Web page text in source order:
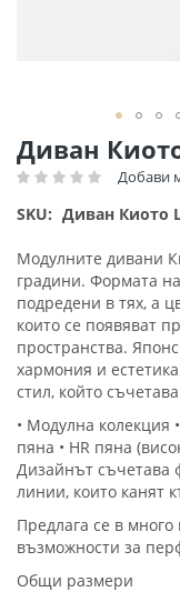
Диван
Рейтинг: Добави
SKU Диван Киото
Модулните дивани
градини. Формата
подредени в тях, а
които се появяват
пространства.
хармония и
стил, който
• Модулна колекция
пяна • HR пяна
Дизайнът съчетава
линии, които канят
Предлага се в
възможности за
Общи размери
Преминете
към
началото
на
галерия
със
снимки